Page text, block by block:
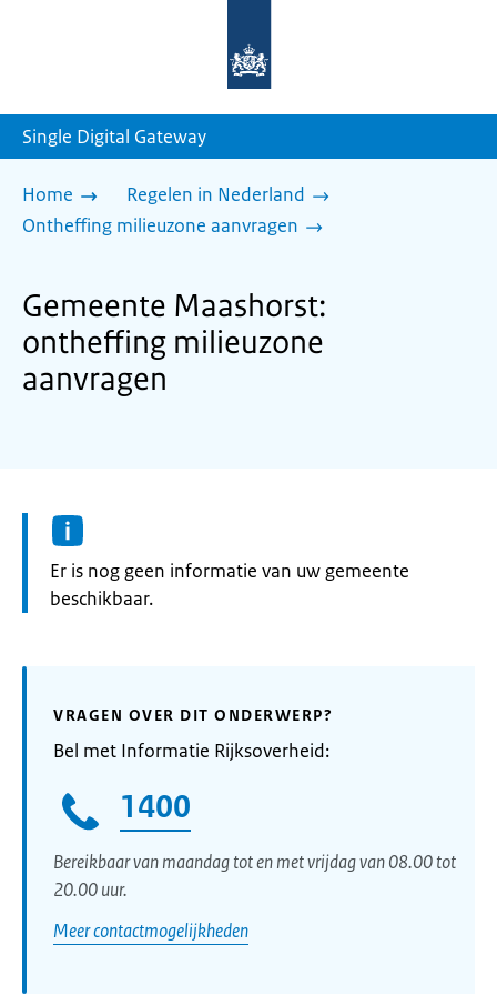
homepage
Single Digital Gateway
Home
Regelen in Nederland
Ontheffing milieuzone aanvragen
Gemeente Maashorst:
ontheffing milieuzone
aanvragen
Informatie:
Er is nog geen informatie van uw gemeente
beschikbaar.
VRAGEN OVER DIT ONDERWERP?
Bel met Informatie Rijksoverheid:
1400
Bereikbaar van maandag tot en met vrijdag van 08.00 tot
20.00 uur.
Meer contactmogelijkheden